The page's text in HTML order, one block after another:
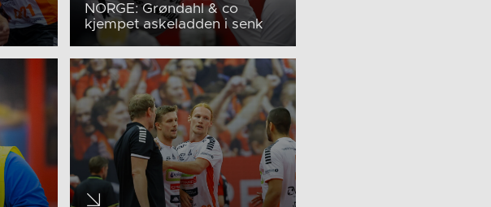
NORGE: Grøndahl & co
kjempet askeladden i senk